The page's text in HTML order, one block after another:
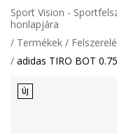
Sport Vision -
honlapjára
Termékek
adidas TIRO BOT
ÚJ